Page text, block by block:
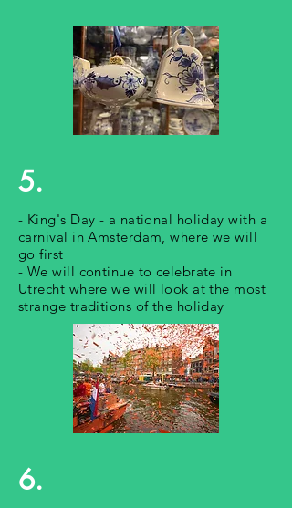
5.
- King's Day - a national holiday with a
carnival in Amsterdam, where we will
go first
- We will continue to celebrate in
Utrecht where we will look at the most
strange traditions of the holiday
6.